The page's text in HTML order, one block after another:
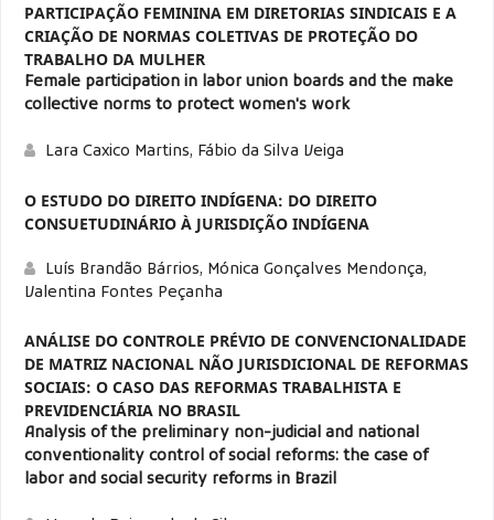
PARTICIPAÇÃO FEMININA EM DIRETORIAS SINDICAIS E A
CRIAÇÃO DE NORMAS COLETIVAS DE PROTEÇÃO DO
TRABALHO DA MULHER
Female participation in labor union boards and the make
collective norms to protect women's work
Lara Caxico Martins, Fábio da Silva Veiga
O ESTUDO DO DIREITO INDÍGENA: DO DIREITO
CONSUETUDINÁRIO À JURISDIÇÃO INDÍGENA
Luís Brandão Bárrios, Mónica Gonçalves Mendonça,
Valentina Fontes Peçanha
ANÁLISE DO CONTROLE PRÉVIO DE CONVENCIONALIDADE
DE MATRIZ NACIONAL NÃO JURISDICIONAL DE REFORMAS
SOCIAIS: O CASO DAS REFORMAS TRABALHISTA E
PREVIDENCIÁRIA NO BRASIL
Analysis of the preliminary non-judicial and national
conventionality control of social reforms: the case of
labor and social security reforms in Brazil